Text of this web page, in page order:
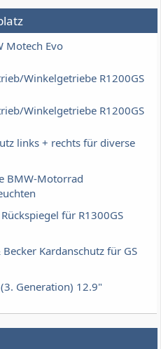
Motech Evo
Winkelgetriebe R1200GS
Winkelgetriebe R1200GS
links + rechts für diverse
BMW-Motorrad
für R1300GS
Becker Kardanschutz für GS
Generation) 12.9"